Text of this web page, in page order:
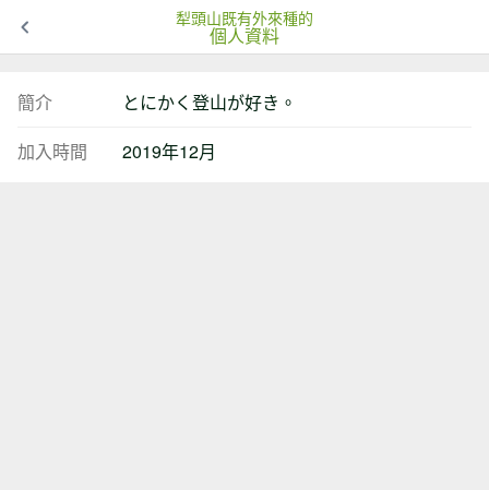
犁頭山既有外來種的
個人資料
簡介
とにかく登山が好き。
加入時間
2019年12月